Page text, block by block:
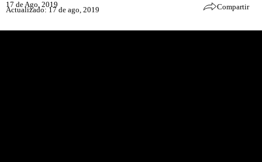
17 de Ago, 2019
Actualizado: 17 de ago, 2019 Compartir